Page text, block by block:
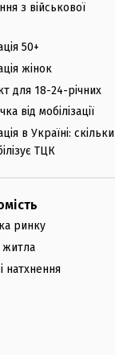
з військової
50+
жінок
для 18-24-річних
від мобілізації
в Україні: скільки
ТЦК
ринку
житла
натхнення